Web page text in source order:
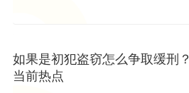
如果是初犯盗窃怎么争取缓刑？
当前热点